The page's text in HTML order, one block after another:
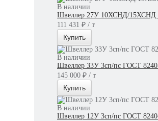
В наличии
Швеллер 27У 10ХСНД/15ХСНД
111 431 ₽ / т
Купить
В наличии
Швеллер 33У 3сп/пс ГОСТ
145 000 ₽ / т
Купить
В наличии
Швеллер 12У 3сп/пс ГОСТ